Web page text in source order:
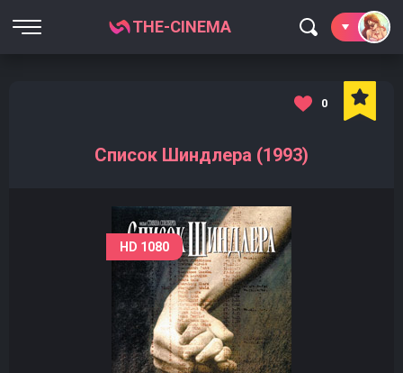
THE-CINEMA
Список Шиндлера (1993)
0
HD 1080